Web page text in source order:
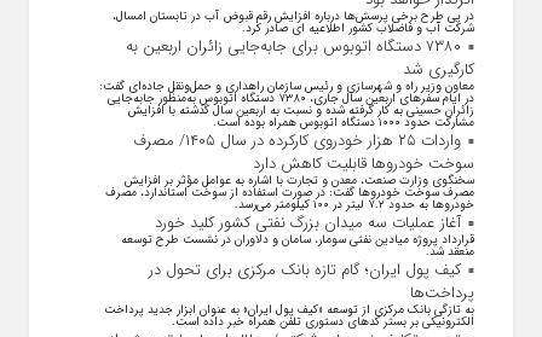
در پی طرح برخی پرسش‌ها درباره افزایش رقم قبوض آب در تابستان امسال،
شرکت آب و فاضلاب کشور اطلاعیه ای صادر کرد.
۷۳۸۰ دستگاه اتوبوس برای جابه‌جایی زائران اربعین به
کارگیری شد
معاون وزیر راه و شهرسازی و رئیس سازمان راهداری و حمل‌ونقل جاده‌ای گفت:
در ایام سفرهای اربعین سال جاری، ۷۳۸۰ دستگاه اتوبوس به‌منظور جابه‌جایی
زائران حسینی به‌ کار گرفته شده و نسبت به اربعین سال گذشته با افزایش
مشارکت حدود ۱۰۰۰ دستگاه اتوبوس همراه بوده است.
واردات ۲۵ هزار خودروی کارکرده در سال ۱۴۰۵/ مصرف
سوخت خودرو‌ها قابلیت کاهش دارد
سخنگوی وزارت صنعت، معدن و تجارت با اشاره به عوامل مؤثر بر افزایش
مصرف سوخت خودرو‌ها گفت: در صورت استفاده از سوخت استاندارد، مصرف
خودرو‌ها به حدود ۷.۲ لیتر در ۱۰۰ کیلومتر می‌رسد.
آغاز عملیات سه میدان بزرگ نفتی کشور کلید خورد
قرارداد پروژه میادین نفتی سومار، سامان و دلاوران در نشست طرح توسعه
منعقد شد.
کیف پول ایران؛ گام تازه بانک مرکزی برای تحول در
پرداخت‌ها
به تازگی بانک مرکزی از توسعه «کیف پول ایران» به عنوان ابزار جدید پرداخت
الکترونیکی بر بستر کد‌های دستوری تلفن همراه خبر داده است.